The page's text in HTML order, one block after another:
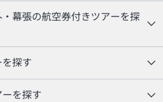
幕張の航空券付きツアーを探
探す
を探す